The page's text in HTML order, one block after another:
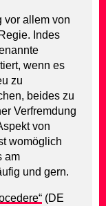
vor allem von
Indes
wenn es
zu
beides zu
Verfremdung
von
womöglich
am
und gern.
(DE